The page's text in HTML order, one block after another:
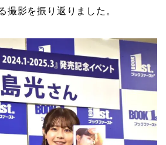
撮影を振り返りました。